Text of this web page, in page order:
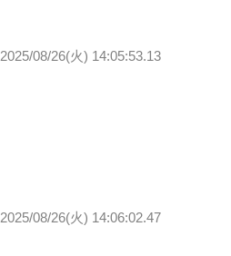
2025/08/26(火) 14:05:53.13
2025/08/26(火) 14:06:02.47